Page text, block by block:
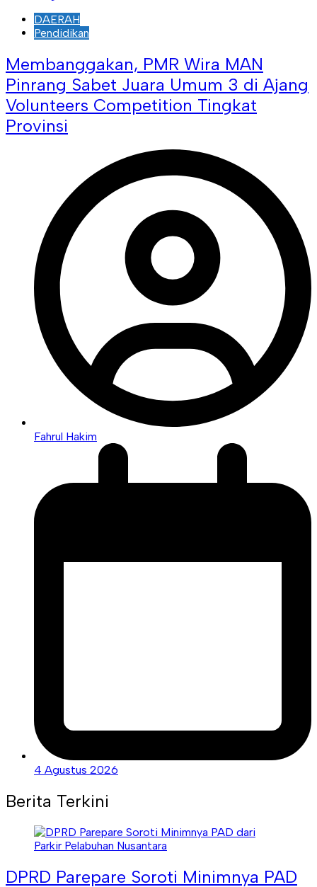
DAERAH
Pendidikan
Membanggakan, PMR Wira MAN
Pinrang Sabet Juara Umum 3 di Ajang
Volunteers Competition Tingkat
Provinsi
Fahrul Hakim
4 Agustus 2026
Berita Terkini
DPRD Parepare Soroti Minimnya PAD